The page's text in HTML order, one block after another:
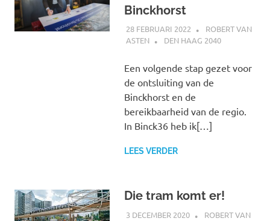
Binckhorst
28 FEBRUARI 2022
ROBERT VAN
ASTEN
DEN HAAG 2040
Een volgende stap gezet voor
de ontsluiting van de
Binckhorst en de
bereikbaarheid van de regio.
In Binck36 heb ik[…]
LEES VERDER
Die tram komt er!
3 DECEMBER 2020
ROBERT VAN